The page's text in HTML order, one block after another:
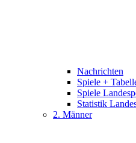
Nachrichten
Spiele +
Spiele
Statistik
2. Männer